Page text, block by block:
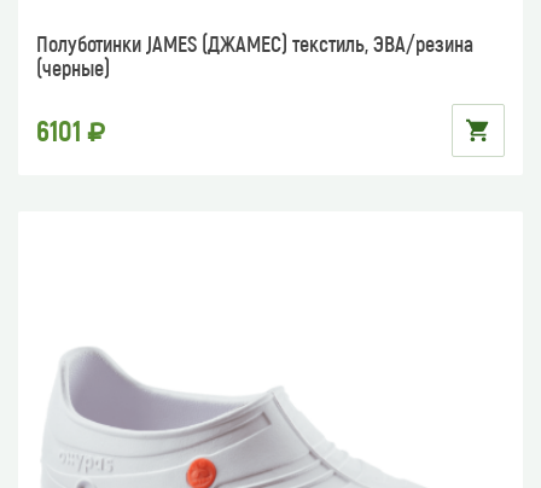
Полуботинки JAMES (ДЖАМЕС) текстиль, ЭВА/резина
(черные)
6101